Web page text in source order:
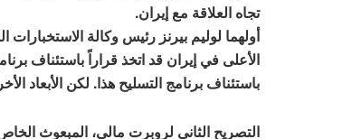
تجاه العلاقة مع إيران.
الأعلى في إيران قد اتخذ قراراً باستئناف
باستئناف برنامج التسليح هذا. لكن الأبعاد
التصريح الثاني لروبرت مالي، المبعوث